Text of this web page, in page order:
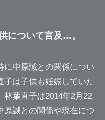
について言及…。
に中原誠との関係につい
子は子供も妊娠していた
林葉直子は2014年2月22
原誠との関係や現在につ